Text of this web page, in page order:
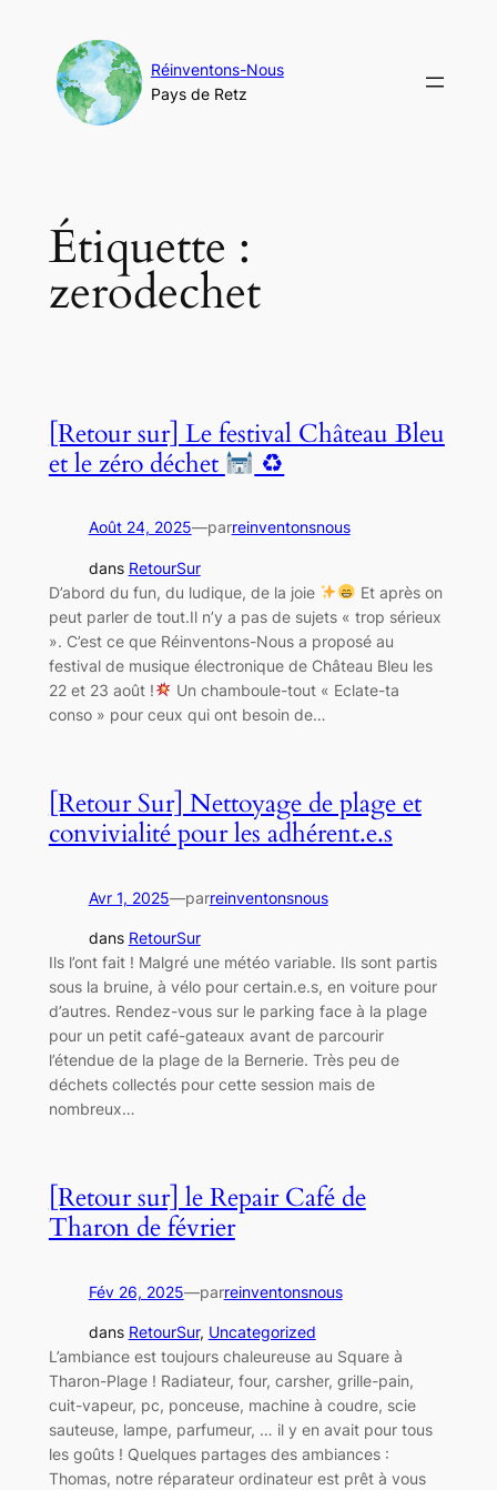
contenu
Réinventons-Nous
Pays de Retz
Étiquette :
zerodechet
[Retour sur] Le festival Château Bleu
et le zéro déchet
♻
Août 24, 2025—parreinventonsnous
dans RetourSur
D’abord du fun, du ludique, de la joie
Et après on
peut parler de tout.Il n’y a pas de sujets « trop sérieux
». C’est ce que Réinventons-Nous a proposé au
festival de musique électronique de Château Bleu les
22 et 23 août !
Un chamboule-tout « Eclate-ta
conso » pour ceux qui ont besoin de…
[Retour Sur] Nettoyage de plage et
convivialité pour les adhérent.e.s
Avr 1, 2025—parreinventonsnous
dans RetourSur
Ils l’ont fait ! Malgré une météo variable. Ils sont partis
sous la bruine, à vélo pour certain.e.s, en voiture pour
d’autres. Rendez-vous sur le parking face à la plage
pour un petit café-gateaux avant de parcourir
l’étendue de la plage de la Bernerie. Très peu de
déchets collectés pour cette session mais de
nombreux…
[Retour sur] le Repair Café de
Tharon de février
Fév 26, 2025—parreinventonsnous
dans RetourSur, Uncategorized
L’ambiance est toujours chaleureuse au Square à
Tharon-Plage ! Radiateur, four, carsher, grille-pain,
cuit-vapeur, pc, ponceuse, machine à coudre, scie
sauteuse, lampe, parfumeur, … il y en avait pour tous
les goûts ! Quelques partages des ambiances :
Thomas, notre réparateur ordinateur est prêt à vous